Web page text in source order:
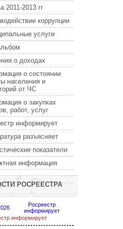
2011-2013 гг
коррупции
услуги
о доходах
о состоянии
населения и
от ЧС
о закупках
работ, услуг
информирует
разъясняет
показатели
информация
РОСРЕЕСТРА
Росреестр
информирует
информирует